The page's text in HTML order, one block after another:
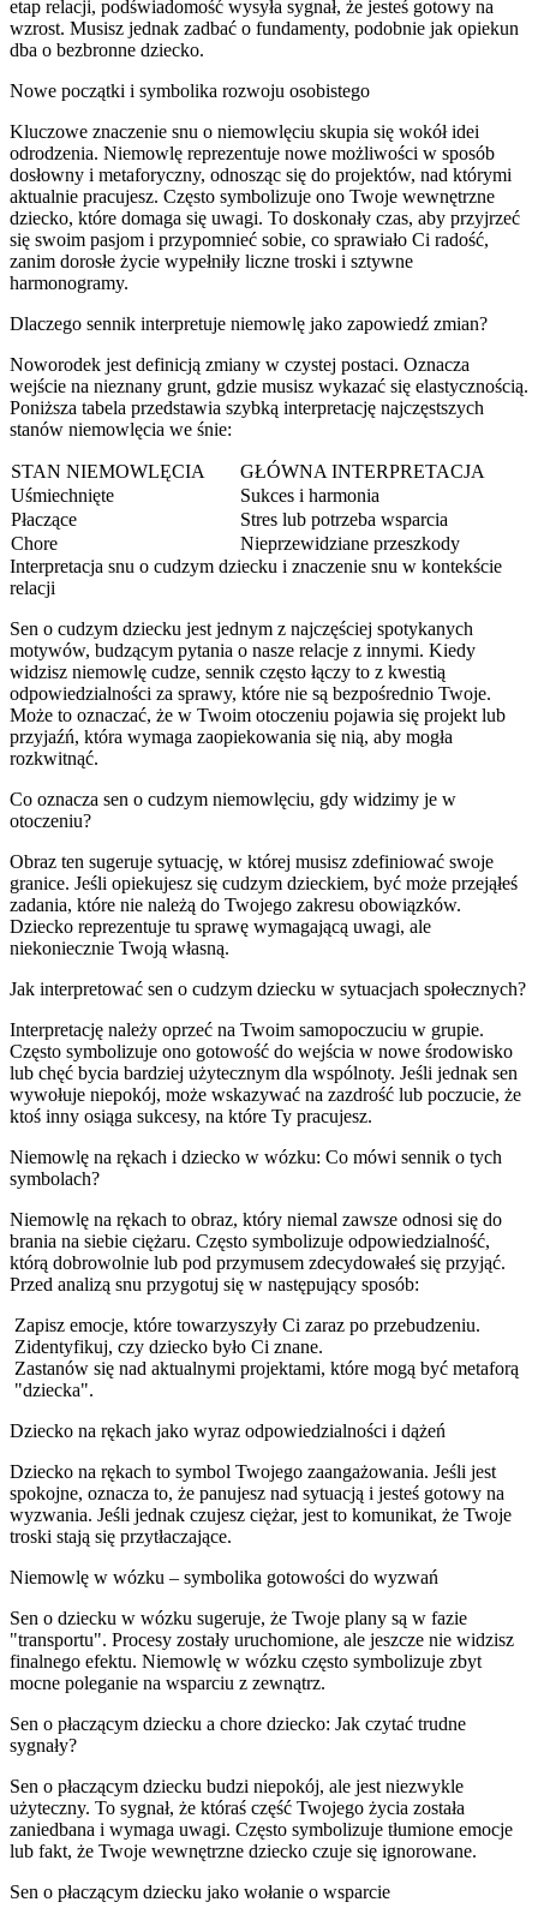
etap relacji, podświadomość wysyła sygnał, że jesteś gotowy na
wzrost. Musisz jednak zadbać o fundamenty, podobnie jak opiekun
dba o bezbronne dziecko.
Nowe początki i symbolika rozwoju osobistego
Kluczowe znaczenie snu o niemowlęciu skupia się wokół idei
odrodzenia. Niemowlę reprezentuje nowe możliwości w sposób
dosłowny i metaforyczny, odnosząc się do projektów, nad którymi
aktualnie pracujesz. Często symbolizuje ono Twoje wewnętrzne
dziecko, które domaga się uwagi. To doskonały czas, aby przyjrzeć
się swoim pasjom i przypomnieć sobie, co sprawiało Ci radość,
zanim dorosłe życie wypełniły liczne troski i sztywne
harmonogramy.
Dlaczego sennik interpretuje niemowlę jako zapowiedź zmian?
Noworodek jest definicją zmiany w czystej postaci. Oznacza
wejście na nieznany grunt, gdzie musisz wykazać się elastycznością.
Poniższa tabela przedstawia szybką interpretację najczęstszych
stanów niemowlęcia we śnie:
STAN NIEMOWLĘCIA
GŁÓWNA INTERPRETACJA
Uśmiechnięte
Sukces i harmonia
Płaczące
Stres lub potrzeba wsparcia
Chore
Nieprzewidziane przeszkody
Interpretacja snu o cudzym dziecku i znaczenie snu w kontekście
relacji
Sen o cudzym dziecku jest jednym z najczęściej spotykanych
motywów, budzącym pytania o nasze relacje z innymi. Kiedy
widzisz niemowlę cudze, sennik często łączy to z kwestią
odpowiedzialności za sprawy, które nie są bezpośrednio Twoje.
Może to oznaczać, że w Twoim otoczeniu pojawia się projekt lub
przyjaźń, która wymaga zaopiekowania się nią, aby mogła
rozkwitnąć.
Co oznacza sen o cudzym niemowlęciu, gdy widzimy je w
otoczeniu?
Obraz ten sugeruje sytuację, w której musisz zdefiniować swoje
granice. Jeśli opiekujesz się cudzym dzieckiem, być może przejąłeś
zadania, które nie należą do Twojego zakresu obowiązków.
Dziecko reprezentuje tu sprawę wymagającą uwagi, ale
niekoniecznie Twoją własną.
Jak interpretować sen o cudzym dziecku w sytuacjach społecznych?
Interpretację należy oprzeć na Twoim samopoczuciu w grupie.
Często symbolizuje ono gotowość do wejścia w nowe środowisko
lub chęć bycia bardziej użytecznym dla wspólnoty. Jeśli jednak sen
wywołuje niepokój, może wskazywać na zazdrość lub poczucie, że
ktoś inny osiąga sukcesy, na które Ty pracujesz.
Niemowlę na rękach i dziecko w wózku: Co mówi sennik o tych
symbolach?
Niemowlę na rękach to obraz, który niemal zawsze odnosi się do
brania na siebie ciężaru. Często symbolizuje odpowiedzialność,
którą dobrowolnie lub pod przymusem zdecydowałeś się przyjąć.
Przed analizą snu przygotuj się w następujący sposób:
Zapisz emocje, które towarzyszyły Ci zaraz po przebudzeniu.
Zidentyfikuj, czy dziecko było Ci znane.
Zastanów się nad aktualnymi projektami, które mogą być metaforą
"dziecka".
Dziecko na rękach jako wyraz odpowiedzialności i dążeń
Dziecko na rękach to symbol Twojego zaangażowania. Jeśli jest
spokojne, oznacza to, że panujesz nad sytuacją i jesteś gotowy na
wyzwania. Jeśli jednak czujesz ciężar, jest to komunikat, że Twoje
troski stają się przytłaczające.
Niemowlę w wózku – symbolika gotowości do wyzwań
Sen o dziecku w wózku sugeruje, że Twoje plany są w fazie
"transportu". Procesy zostały uruchomione, ale jeszcze nie widzisz
finalnego efektu. Niemowlę w wózku często symbolizuje zbyt
mocne poleganie na wsparciu z zewnątrz.
Sen o płaczącym dziecku a chore dziecko: Jak czytać trudne
sygnały?
Sen o płaczącym dziecku budzi niepokój, ale jest niezwykle
użyteczny. To sygnał, że któraś część Twojego życia została
zaniedbana i wymaga uwagi. Często symbolizuje tłumione emocje
lub fakt, że Twoje wewnętrzne dziecko czuje się ignorowane.
Sen o płaczącym dziecku jako wołanie o wsparcie